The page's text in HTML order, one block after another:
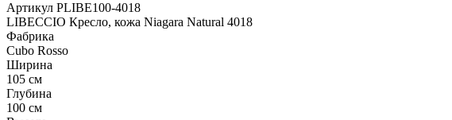
Артикул PLIBE100-4018
LIBECCIO Кресло, кожа Niagara Natural 4018
Фабрика
Cubo Rosso
Ширина
105 см
Глубина
100 см